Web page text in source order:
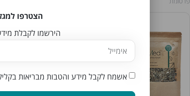
הצטרפו
הירשמו לקבלת
אשמח לקבל מידע והטבות מבריאות